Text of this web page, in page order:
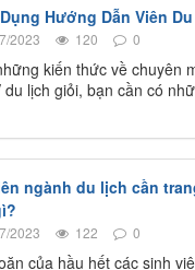
Hướng Dẫn Viên
2023 120 0
kiến thức về chuyên
du lịch giỏi, bạn cần có
ngành du lịch cần
2023 122 0
của hầu hết các sinh